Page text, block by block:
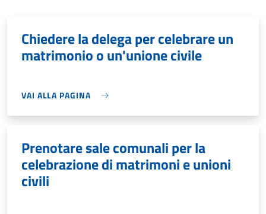
Chiedere la delega per celebrare un
matrimonio o un'unione civile
VAI ALLA PAGINA
Prenotare sale comunali per la
celebrazione di matrimoni e unioni
civili